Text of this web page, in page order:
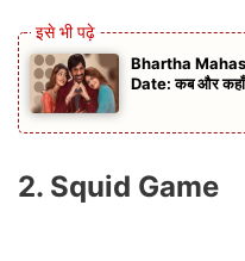
Bhartha
Date: कब और कहाँ
2. Squid Game